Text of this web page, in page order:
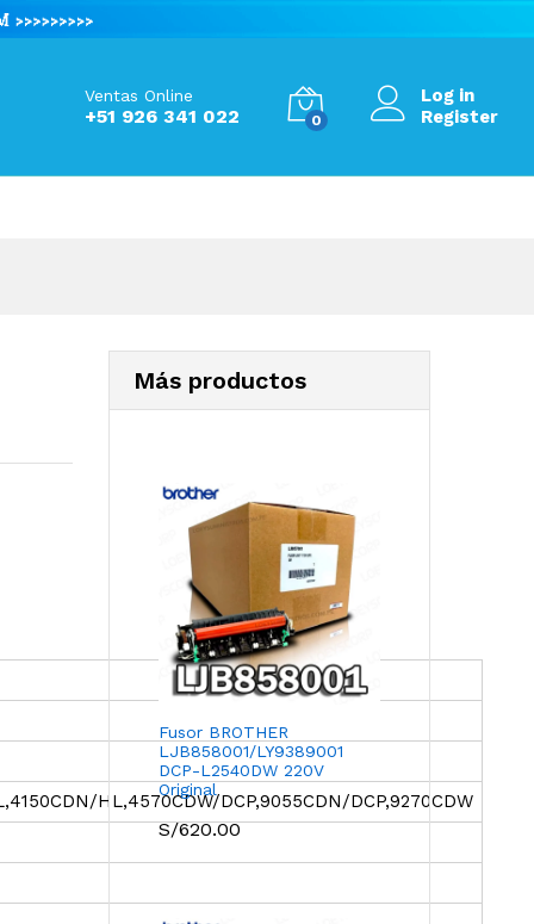
Ventas Online
+51 926 341 022 0
Log in
Register
HL,4570CDW/DCP,9055CDN/DCP,9270CDW
Más productos
Fusor BROTHER
LJB858001/LY9389001
DCP-L2540DW 220V
Original
S/620.00